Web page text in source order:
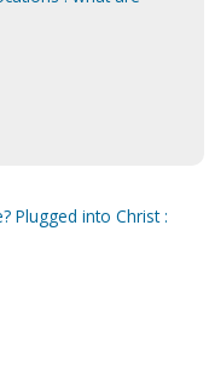
Plugged into Christ :